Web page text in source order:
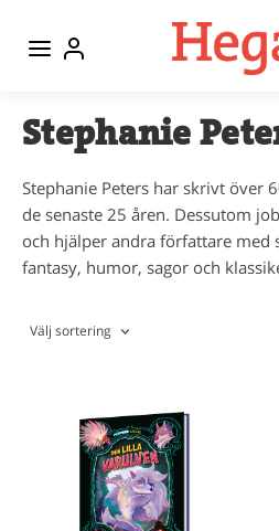
Stephanie
Stephanie Peters har skrivt över
de senaste 25 åren. Dessutom
och hjälper andra författare med
fantasy, humor, sagor och
Välj sortering